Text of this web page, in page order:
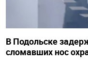
В Подольске
сломавших нос